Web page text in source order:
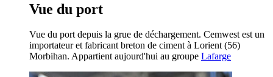
Vue du port
Vue du port depuis la grue de déchargement. Cemwest est un
importateur et fabricant breton de ciment à Lorient (56)
Morbihan. Appartient aujourd'hui au groupe Lafarge